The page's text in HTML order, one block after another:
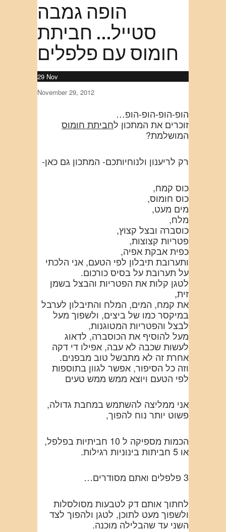
הופה גמבה
סטייל… חביתת
חומוס עם פלפלים
29 Nov
November 29, 2012
הופ-הופ-הופ-הופ…
זוכרים את המתכון לחביתת חומוס
המושלמת?
רק לריענון ולנוחיותכם- המתכון גם כאן-
כוס קמח,
כוס חומוס,
מים מעט,
מלח,
כוסברה ובצל קצוץ,
פטריות קצוצות,
כפית אבקת אפיה,
ותערובת תיבלון לפי הטעם, אני הלכתי
על תערובת על בסיס כורכום.
לטגן קלות את הפטריות והבצל בשמן
זית,
את קמח, המים, המלח והתיבלון לערבל
במיקסר כמו של ביצים, ולשפוך מעל
לבצל והפטריות המטוגנות,
מעל להוסיף את הכוסברה, לדאוג
לעשות שכבה לא עבה, אפילו די דקה
אחרת זה לא מתבשל טוב מבפנים.
וזה כל הסיפור, אפשר לגוון בתוספות
לפי הטעם ויוצא ממש ממש טעים
אני ממליצה להשתמש במחבת גדולה,
פשוט יותר נוח להפוך,
הכמות מספיקה ל 10 חביתיות בפלפל,
או 5 חביתות בינוניות רגילות.
3 פלפלים ואתם מסודרים…
לחתוך אותם דק לטבעות מסולסלות
ולשפוך מעט לתוכן, לטגן ולהפוך לצד
השני עד שהבלילה מוכנה.